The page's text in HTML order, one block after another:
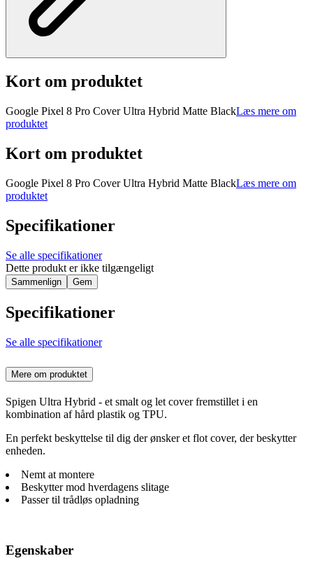
Kort om produktet
Google Pixel 8 Pro Cover Ultra Hybrid Matte BlackLæs mere om
produktet
Kort om produktet
Google Pixel 8 Pro Cover Ultra Hybrid Matte BlackLæs mere om
produktet
Specifikationer
Se alle specifikationer
Dette produkt er ikke tilgængeligt
Sammenlign Gem
Specifikationer
Se alle specifikationer
Mere om produktet
Spigen Ultra Hybrid - et smalt og let cover fremstillet i en
kombination af hård plastik og TPU.
En perfekt beskyttelse til dig der ønsker et flot cover, der beskytter
enheden.
Nemt at montere
Beskytter mod hverdagens slitage
Passer til trådløs opladning
Egenskaber